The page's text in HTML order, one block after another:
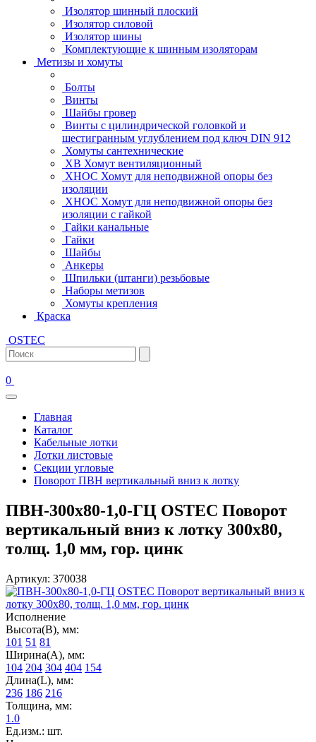
Изолятор шинный плоский
Изолятор силовой
Изолятор шины
Комплектующие к шинным изоляторам
Метизы и хомуты
Болты
Винты
Шайбы гровер
Винты с цилиндрической головкой и
шестигранным углублением под ключ DIN 912
Хомуты сантехнические
ХВ Хомут вентиляционный
ХНОС Хомут для неподвижной опоры без
изоляции
ХНОС Хомут для неподвижной опоры без
изоляции с гайкой
Гайки канальные
Гайки
Шайбы
Анкеры
Шпильки (штанги) резьбовые
Наборы метизов
Хомуты крепления
Краска
OSTEC
0
Главная
Каталог
Кабельные лотки
Лотки листовые
Секции угловые
Поворот ПВН вертикальный вниз к лотку
ПВН-300х80-1,0-ГЦ OSTEC Поворот
вертикальный вниз к лотку 300х80,
толщ. 1,0 мм, гор. цинк
Артикул: 370038
Исполнение
Высота(В), мм:
101 51 81
Ширина(А), мм:
104 204 304 404 154
Длина(L), мм:
236 186 216
Толщина, мм:
1.0
Ед.изм.: шт.